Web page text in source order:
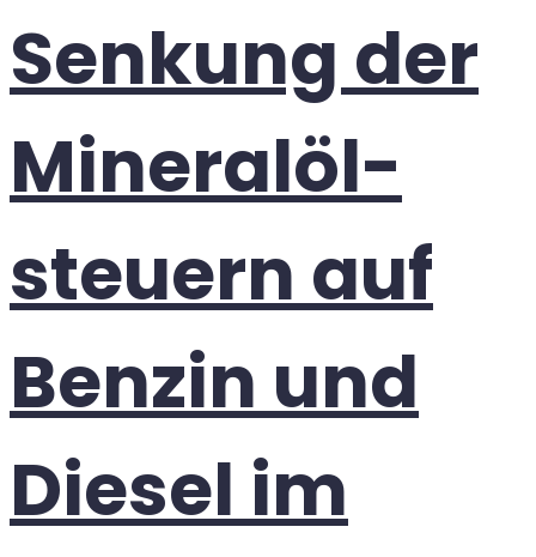
Senkung der
Mineralöl­
steuern auf
Benzin und
Diesel im